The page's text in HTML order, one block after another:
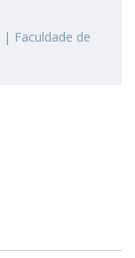
| Faculdade de